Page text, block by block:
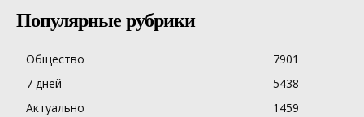
Популярные рубрики
Общество
7901
7 дней
5438
Актуально
1459